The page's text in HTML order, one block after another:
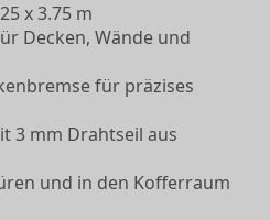
x 3.75 m
Decken, Wände und
für präzises
3 mm Drahtseil aus
und in den Kofferraum